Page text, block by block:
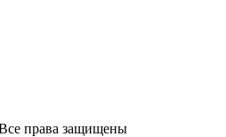
права защищены